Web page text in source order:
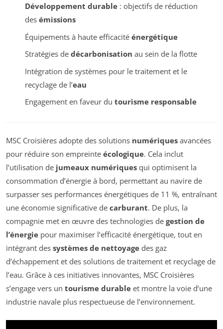
Développement durable: objectifs de réduction
des émissions
Équipements à haute efficacité énergétique
Stratégies de décarbonisation au sein de la flotte
Intégration de systèmes pour le traitement et le
recyclage de l’eau
Engagement en faveur du tourisme responsable
MSC Croisières adopte des solutions numériques avancées
pour réduire son empreinte écologique. Cela inclut
l’utilisation de jumeaux numériques qui optimisent la
consommation d’énergie à bord, permettant au navire de
surpasser ses performances énergétiques de 11 %, entraînant
une économie significative de carburant. De plus, la
compagnie met en œuvre des technologies de gestion de
l’énergie pour maximiser l’efficacité énergétique, tout en
intégrant des systèmes de nettoyage des gaz
d’échappement et des solutions de traitement et recyclage de
l’eau. Grâce à ces initiatives innovantes, MSC Croisières
s’engage vers un tourisme durable et montre la voie d’une
industrie navale plus respectueuse de l’environnement.